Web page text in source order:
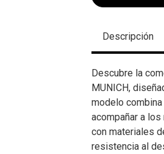
Descripción
Descubre la
MUNICH,
modelo
acompañar a
con materiales
resistencia al